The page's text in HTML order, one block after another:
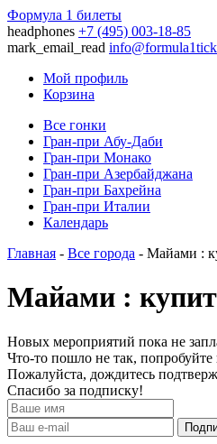
Формула 1 билеты
headphones +7 (495) 003-18-85
mark_email_read
Мой профиль
Корзина
Все гонки
Гран-при Абу-Даби
Гран-при Монако
Гран-при Азербайджана
Гран-при Бахрейна
Гран-при Италии
Календарь
Главная - Все города - Майами :
Майами :
Новых мероприятий пока не
Что-то пошло не так,
Пожалуйста, дождитесь
Спасибо за подписку!